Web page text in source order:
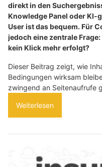
direkt in den
Knowledge Panel oder KI-
User ist das bequem. Für
jedoch eine zentrale
kein Klick mehr erfolgt?
Dieser Beitrag zeigt, wie
Bedingungen wirksam
zwingend an Seitenaufrufe
Weiterlesen